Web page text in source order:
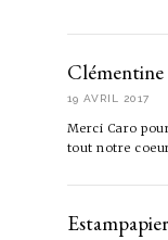
Clémentine
19 AVRIL 2017
Merci Caro
tout notre
Estampapier